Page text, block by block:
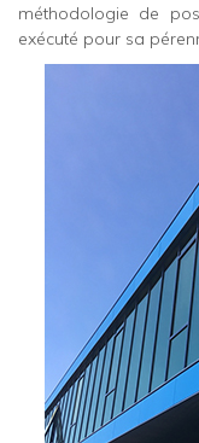
méthodologie de
exécuté pour sa